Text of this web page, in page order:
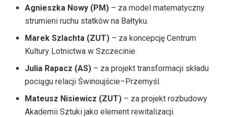
Agnieszka Nowy (PM) – za model matematyczny
strumieni ruchu statków na Bałtyku.
Marek Szlachta (ZUT) – za koncepcję Centrum
Kultury Lotnictwa w Szczecinie.
Julia Rapacz (AS) – za projekt transformacji składu
pociągu relacji Świnoujście–Przemyśl.
Mateusz Nisiewicz (ZUT) – za projekt rozbudowy
Akademii Sztuki jako element rewitalizacji.